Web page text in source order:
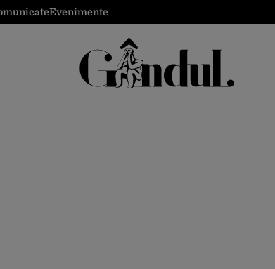
Evenimente